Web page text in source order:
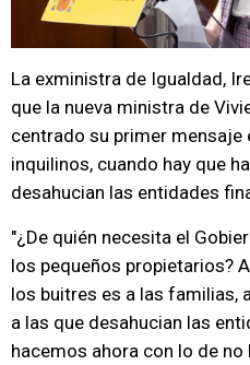
La exministra de Igualdad,
que la nueva ministra de
centrado su primer mensaje
inquilinos, cuando hay que
desahucian las entidades
"¿De quién necesita el
los pequeños propietarios?
los buitres es a las familias,
a las que desahucian las
hacemos ahora con lo de no